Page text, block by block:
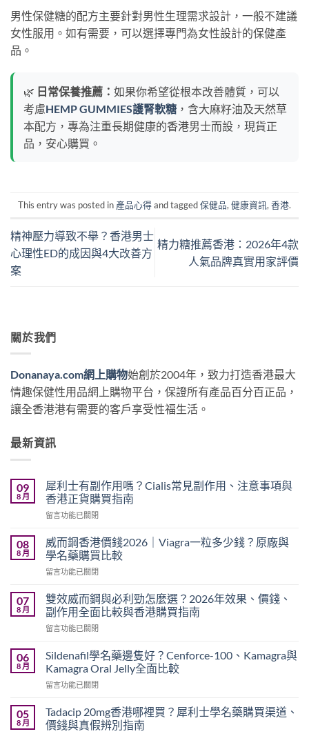
男性保健糖的配方主要針對男性生理需求設計，一般不建議
女性服用。如有需要，可以選擇專門為女性設計的保健產
品。
🌿 日常保養推薦： 如果你希望從根本改善體質，可以
考慮HEMP GUMMIES護腎軟糖 ，含大麻籽油及天然草
本配方，專為注重長期健康的香港男士而設，現貨正
品，安心購買。
This entry was posted in 產品心得and tagged保健品, 健康資訊, 香港.
精神壓力導致不舉？香港男士
心理性ED的成因與4大改善方
案
精力糖推薦香港：2026年4款
人氣品牌真實用家評價
關於我們
Donanaya.com網上購物始創於2004年，致力打造香港最大
情趣保健性用品網上購物平台，保證所有產品百分百正品，
讓全香港港有需要的客戶享受性福生活。
最新資訊
09
8 月
犀利士有副作用嗎？Cialis常見副作用、注意事項與
香港正貨購買指南
在
利
士
有
副
用
嗎？
Cialis
常
副
作
注
事
項
留言功能已關閉
08
8 月
威而鋼香港價錢2026｜Viagra一粒多少錢？原廠與
學名藥購買比較
在
而
鋼
香
港
錢
2026
Viagra
粒
多
留言功能已關閉
07
8 月
雙效威而鋼與必利勁怎麼選？2026年效果、價錢、
副作用全面比較與香港購買指南
在
效
威
而
鋼
必
利
勁
留言功能已關閉
06
8 月
Sildenafil學名藥邊隻好？Cenforce-100、Kamagra與
Kamagra Oral Jelly全面比較
在
學
名
藥
留言功能已關閉
05
8 月
Tadacip 20mg香港哪裡買？犀利士學名藥購買渠道、
價錢與真假辨別指南